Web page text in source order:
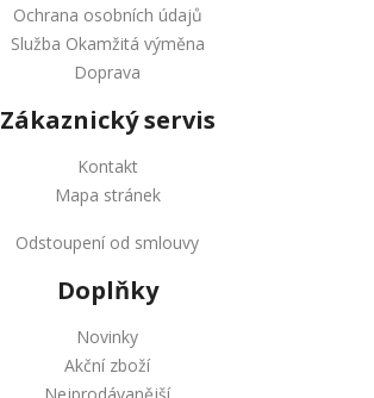
Ochrana osobních údajů
Služba Okamžitá výměna
Doprava
Zákaznický servis
Kontakt
Mapa stránek
Odstoupení od smlouvy
Doplňky
Novinky
Akční zboží